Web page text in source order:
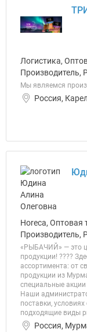
Логистика,
Производитель,
Мы являемся
Россия,
Horeca, Оптовая
Производитель,
«РЫБАЧИЙ» — это
продукции! ????
ассортимента: от
продукции из
специальные
Наши
поставки,
подходящие виды
Россия,